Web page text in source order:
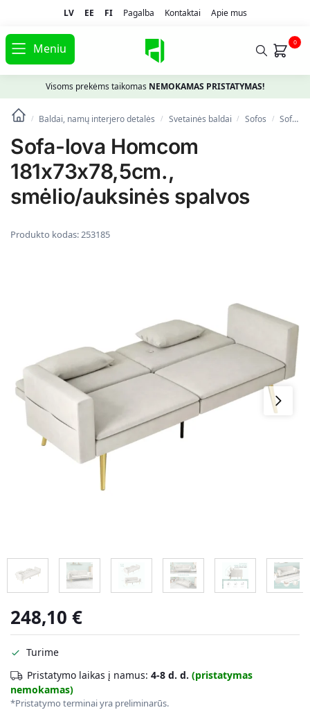
LV EE FI Pagalba Kontaktai Apie mus
Meniu 0
Visoms prekėms taikomas NEMOKAMAS PRISTATYMAS!
/ Baldai, namų interjero detalės / Svetainės baldai / Sofos / Sofa-lova Homcom 181x73x78,5cm., smėlio/auksinės spalvos
Sofa-lova Homcom
181x73x78,5cm.,
smėlio/auksinės spalvos
Produkto kodas:253185
248,10 €
Turime
Pristatymo laikas į namus: 4-8 d. d. (pristatymas
nemokamas)
*Pristatymo terminai yra preliminarūs.